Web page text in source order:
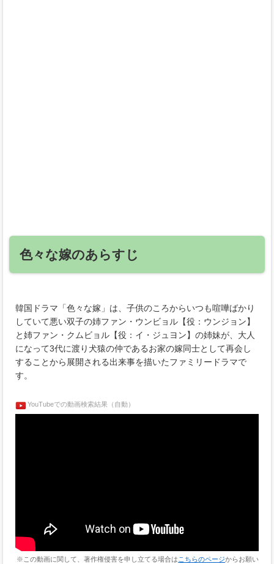
色々な嫁のあらすじ
韓国ドラマ「色々な嫁」は、子供のころからいつも喧嘩ばかり
していて悪い双子の姉ファン・ウンビョル【役：ウンジョン】
と姉ファン・クムビョル【役：イ・ジュヨン】の姉妹が、大人
になって3代に渡り犬猿の仲であるお家の嫁同士として再会し
することから展開される出来事を描いたファミリードラマで
す。
YouTubeでの動画検索結果（自動）
※この動画に関して、著作権侵害を申し立てる場合は こちらのページからお願い